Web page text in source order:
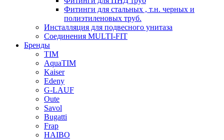
Фитинги для стальных , т.н. черных и
полиэтиленовых труб.
Инсталляция для подвесного унитаза
Соединения MULTI-FIT
Бренды
TIM
AquaTIM
Kaiser
Edeny
G-LAUF
Oute
Savol
Bugatti
Frap
HAIBO